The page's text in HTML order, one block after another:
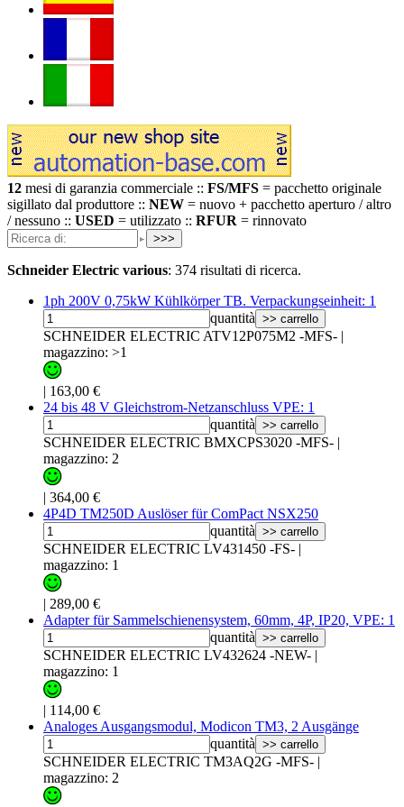
12 mesi di garanzia commerciale :: FS/MFS = pacchetto originale
sigillato dal produttore :: NEW = nuovo + pacchetto aperturo / altro
/ nessuno :: USED = utilizzato :: RFUR = rinnovato
>>>
Schneider Electric various: 374 risultati di ricerca.
1ph 200V 0,75kW Kühlkörper TB. Verpackungseinheit: 1
quantità >> carrello
SCHNEIDER ELECTRIC ATV12P075M2 -MFS- |
magazzino: >1
| 163,00 €
24 bis 48 V Gleichstrom-Netzanschluss VPE: 1
quantità >> carrello
SCHNEIDER ELECTRIC BMXCPS3020 -MFS- |
magazzino: 2
| 364,00 €
4P4D TM250D Auslöser für ComPact NSX250
quantità >> carrello
SCHNEIDER ELECTRIC LV431450 -FS- |
magazzino: 1
| 289,00 €
Adapter für Sammelschienensystem, 60mm, 4P, IP20, VPE: 1
quantità >> carrello
SCHNEIDER ELECTRIC LV432624 -NEW- |
magazzino: 1
| 114,00 €
Analoges Ausgangsmodul, Modicon TM3, 2 Ausgänge
quantità >> carrello
SCHNEIDER ELECTRIC TM3AQ2G -MFS- |
magazzino: 2